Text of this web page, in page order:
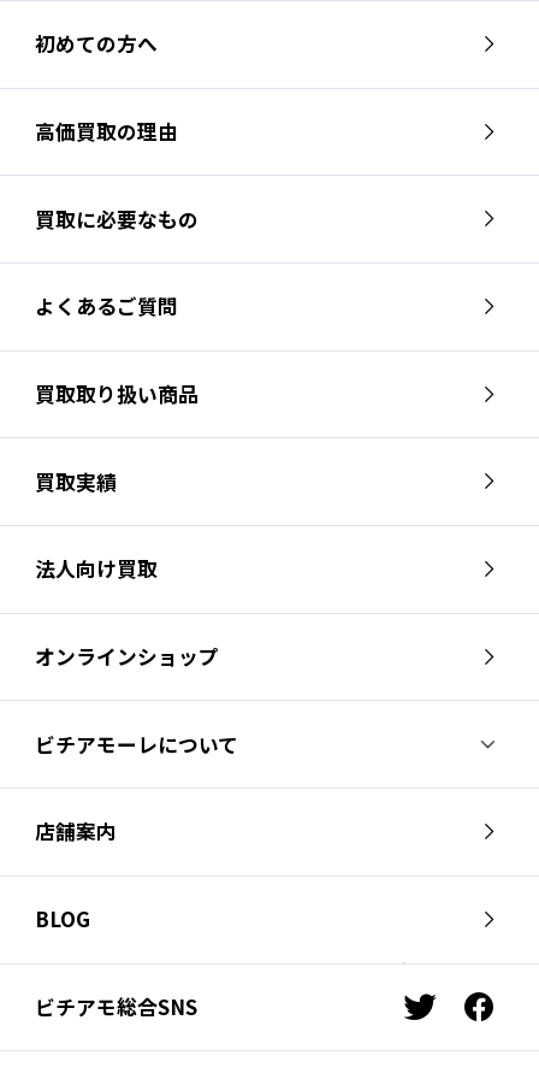
初めての方へ
高価買取の理由
買取に必要なもの
よくあるご質問
買取取り扱い商品
買取実績
法人向け買取
オンラインショップ
ビチアモーレについて
ビチアモーレについて
スタッフ紹介
会社概要
店舗案内
芦屋店
南麻布店
サイクルジャージ店
BLOG
お知らせ
スタッフブログ
ビチアモコラム
ビチアモ総合SNS
t
w
f
a